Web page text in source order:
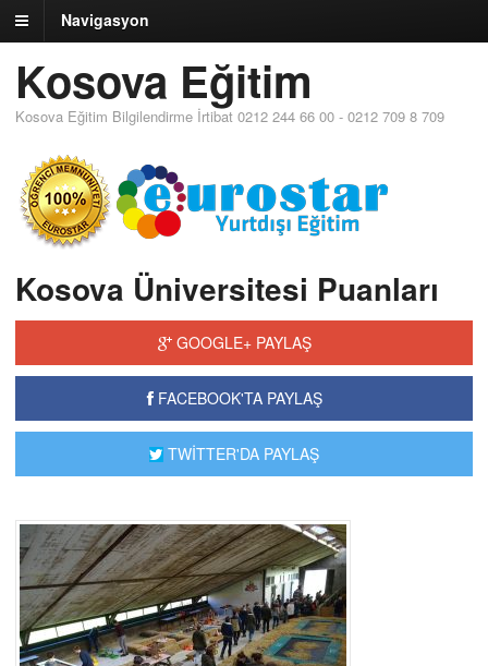
Navigasyon
Kosova Eğitim
Kosova Eğitim Bilgilendirme İrtibat 0212 244 66 00 - 0212 709 8 709
Kosova Üniversitesi Puanları
GOOGLE+ PAYLAŞ
FACEBOOK'TA PAYLAŞ
TWİTTER'DA PAYLAŞ